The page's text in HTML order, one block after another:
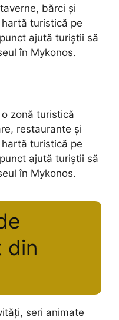
bărci și
turistică pe
ajută turiștii să
în Mykonos.
zonă turistică
restaurante și
turistică pe
ajută turiștii să
în Mykonos.
din
seri animate